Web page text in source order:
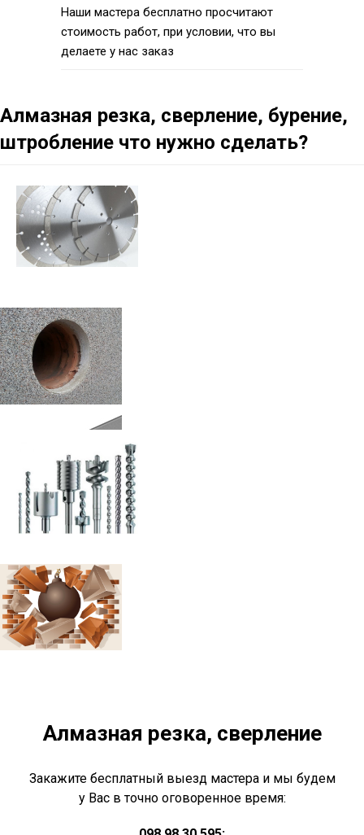
Наши мастера бесплатно просчитают
стоимость работ, при условии, что вы
делаете у нас заказ
Алмазная резка, сверление, бурение,
штробление что нужно сделать?
Сверление
Алмазная резка, сверление
Закажите бесплатный выезд мастера и мы будем
у Вас в точно оговоренное время: